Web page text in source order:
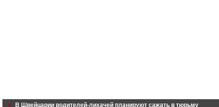
В Швейцарии водителей-лихачей планируют сажать в тюрьму